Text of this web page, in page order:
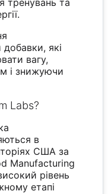
тренувань та
які
вагу,
і знижуючи
Labs?
в
США за
Manufacturing
рівень
етапі